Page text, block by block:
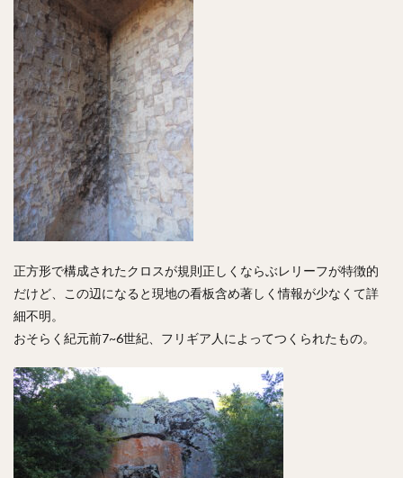
正方形で構成されたクロスが規則正しくならぶレリーフが特徴的
だけど、この辺になると現地の看板含め著しく情報が少なくて詳
細不明。
おそらく紀元前7~6世紀、フリギア人によってつくられたもの。